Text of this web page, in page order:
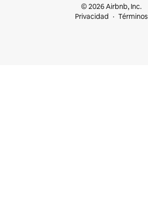
© 2026 Airbnb, Inc.
Privacidad
Términos